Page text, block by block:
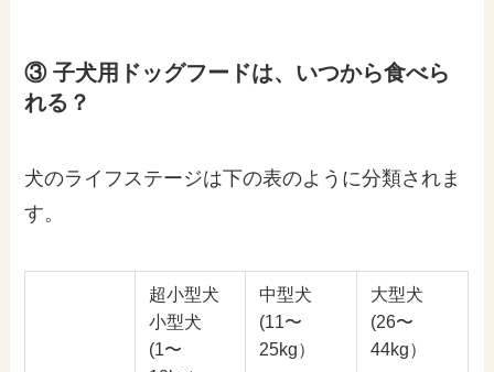
③ 子犬用ドッグフードは、いつから食べら
れる？
犬のライフステージは下の表のように分類されま
す。
超小型犬
小型犬
(1〜
中型犬
(11〜
25kg）
大型犬
(26〜
44kg）